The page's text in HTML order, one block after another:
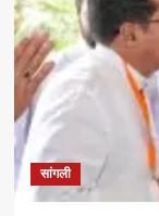
विविध
उपक्रमाने
राजर्षिंना
अभिवादन
सांगली